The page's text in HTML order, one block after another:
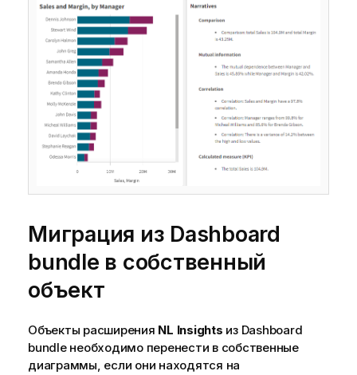
Миграция из Dashboard
bundle в собственный
объект
Объекты расширения NL Insights из Dashboard
bundleнеобходимо перенести в собственные
диаграммы, если они находятся на